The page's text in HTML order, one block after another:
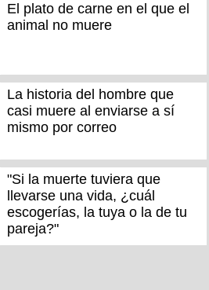
El plato de carne en el que el
animal no muere
La historia del hombre que
casi muere al enviarse a sí
mismo por correo
"Si la muerte tuviera que
llevarse una vida, ¿cuál
escogerías, la tuya o la de tu
pareja?"